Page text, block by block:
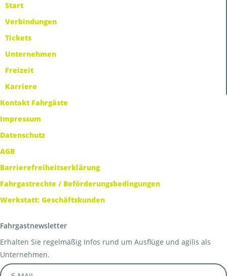
Start
Verbindungen
Tickets
Unternehmen
Freizeit
Karriere
Kontakt Fahrgäste
Impressum
Datenschutz
AGB
Barrierefreiheitserklärung
Fahrgastrechte / Beförderungsbedingungen
Werkstatt: Geschäftskunden
Fahrgastnewsletter
Erhalten Sie regelmäßig Infos rund um Ausflüge und agilis als
Unternehmen.